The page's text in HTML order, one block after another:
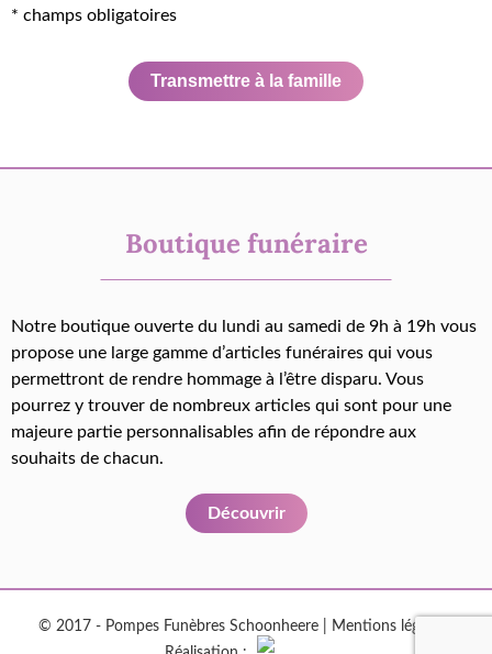
* champs obligatoires
Transmettre à la famille
Boutique funéraire
Notre boutique ouverte du lundi au samedi de 9h à 19h vous
propose une large gamme d’articles funéraires qui vous
permettront de rendre hommage à l’être disparu. Vous
pourrez y trouver de nombreux articles qui sont pour une
majeure partie personnalisables afin de répondre aux
souhaits de chacun.
Découvrir
© 2017 - Pompes Funèbres Schoonheere | Mentions légales